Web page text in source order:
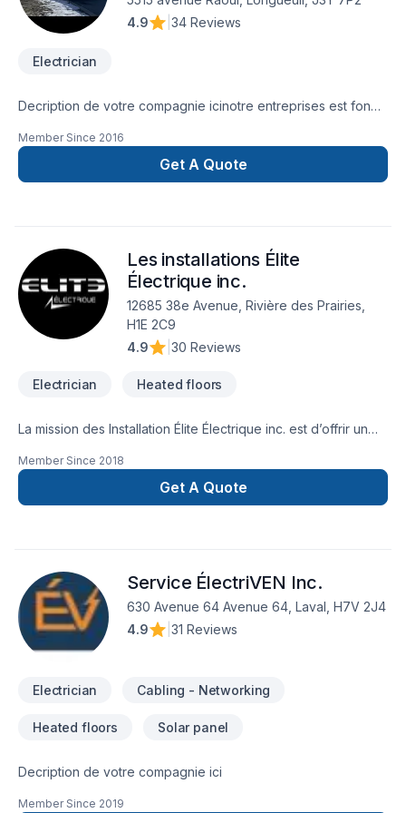
4.9
34 Reviews
Electrician
Decription de votre compagnie icinotre entreprises est fondé
des services d'appel d'urgence et service baisse de
Member Since 2016
Get A Quote
Les installations Élite
Électrique inc.
12685 38e Avenue, Rivière des Prairies,
H1E 2C9
4.9
30 Reviews
Electrician Heated floors
La mission des Installation Élite Électrique inc. est d’offrir un
aux besoins et attentes de sa clientèle. Pour respecter notre
engagement d’efficacité et de courtoisie, nous utilisons un
système informatique à la fine pointe de la technologie ainsi
Member Since 2018
Get A Quote
Service ÉlectriVEN Inc.
630 Avenue 64 Avenue 64, Laval, H7V 2J4
4.9
31 Reviews
Electrician Cabling - Networking
Heated floors Solar panel
Decription de votre compagnie ici
Member Since 2019